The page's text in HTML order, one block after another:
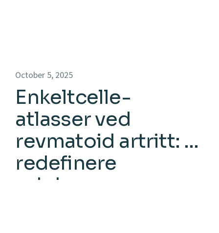
October 5, 2025
Enkeltcelle-
atlasser ved
revmatoid artritt: Å
redefinere
sykdommen